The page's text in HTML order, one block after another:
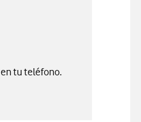
en tu teléfono.